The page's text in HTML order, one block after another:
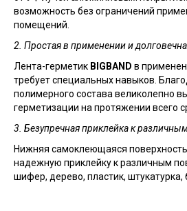
возможность без ограничений
помещений.
2. Простая в применении и
Лента-герметик BIGBAND в
требует специальных навыков.
полимерного состава великолепно
герметизации на протяжении всего
3. Безупречная приклейка к
Нижняя самоклеющаяся
надежную приклейку к различным
шифер, дерево, пластик, штукатурка,